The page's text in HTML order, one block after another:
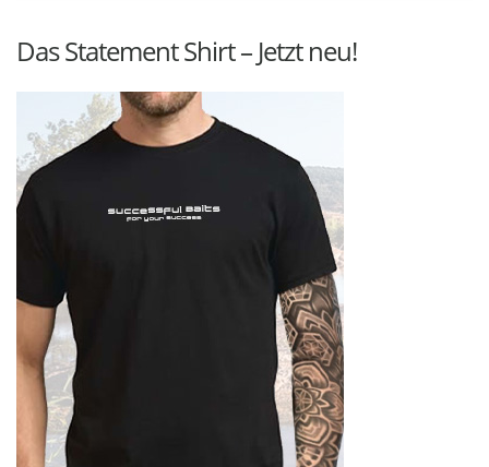
Das Statement Shirt – Jetzt neu!